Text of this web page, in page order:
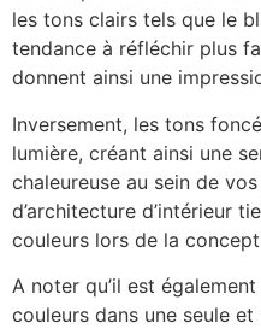
les tons clairs tels que le
tendance à réfléchir plus
donnent ainsi une
Inversement, les tons
lumière, créant ainsi une
chaleureuse au sein de
d’architecture d’intérieur
couleurs lors de la
A noter qu’il est
couleurs dans une seule